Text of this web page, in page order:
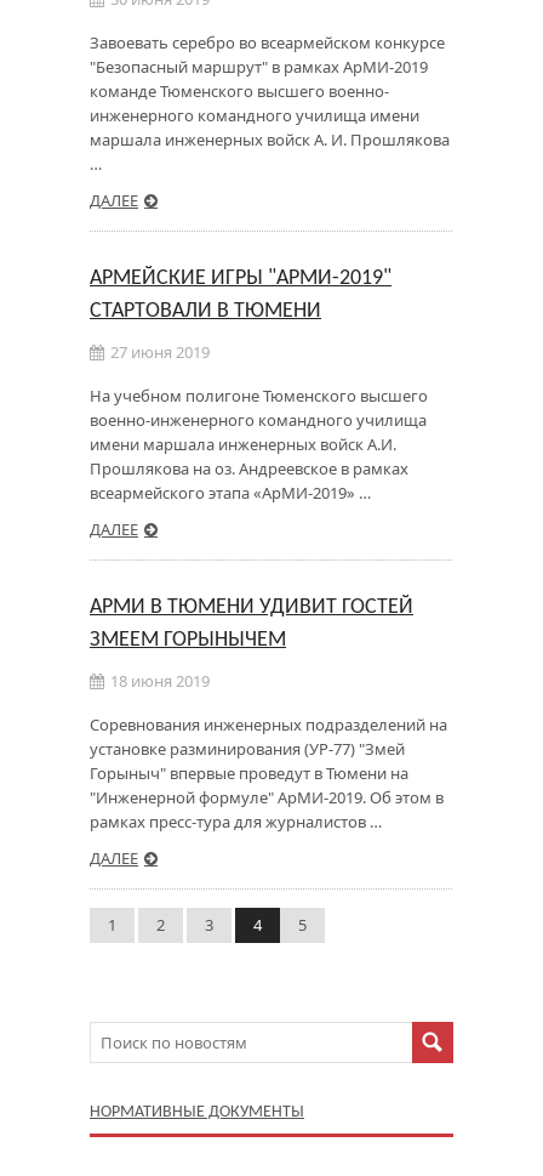
Завоевать серебро во всеармейском конкурсе
"Безопасный маршрут" в рамках АрМИ-2019
команде Тюменского высшего военно-
инженерного командного училища имени
маршала инженерных войск А. И. Прошлякова
…
ДАЛЕЕ
АРМЕЙСКИЕ ИГРЫ "АРМИ-2019"
СТАРТОВАЛИ В ТЮМЕНИ
27 июня 2019
На учебном полигоне Тюменского высшего
военно-инженерного командного училища
имени маршала инженерных войск А.И.
Прошлякова на оз. Андреевское в рамках
всеармейского этапа «АрМИ-2019» …
ДАЛЕЕ
АРМИ В ТЮМЕНИ УДИВИТ ГОСТЕЙ
ЗМЕЕМ ГОРЫНЫЧЕМ
18 июня 2019
Соревнования инженерных подразделений на
установке разминирования (УР-77) "Змей
Горыныч" впервые проведут в Тюмени на
"Инженерной формуле" АрМИ-2019. Об этом в
рамках пресс-тура для журналистов …
ДАЛЕЕ
1 2 3 4 5
НОРМАТИВНЫЕ ДОКУМЕНТЫ